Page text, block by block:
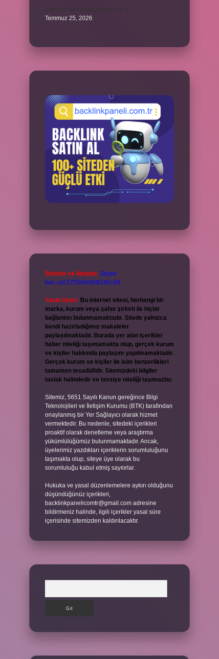
Temmuz 25, 2026
Reklam ve İletişim: Skype:
live:.cid.575569c608265c69
Yasal Uyarı: Bu internet sitesi, herhangi bir
marka, kurum veya şahıs şirketi ile hiçbir
bağlantısı bulunmamaktadır. Sitede yalnızca
kendi hazırladığımız makaleler
paylaşılmaktadır. Burada yer alan içerikler
haber niteliği taşımamakta olup, gerçek kurum
ve kişiler hakkında paylaşım yapılmamaktadır.
Gerçek kurum ve kişiler ile isim benzerlikleri
tamamen tesadüfidir. Sitemizdeki bilgiler
taslak halindedir ve tavsiye niteliği taşımazlar.
Sitemiz, 5651 Sayılı Kanun gereğince Bilgi
Teknolojileri ve İletişim Kurumu (BTK) tarafından
onaylanmış bir Yer Sağlayıcı olarak hizmet
vermektedir. Bu nedenle, sitedeki içerikleri
proaktif olarak denetleme veya araştırma
yükümlülüğümüz bulunmamaktadır. Ancak,
üyelerimiz yazdıkları içeriklerin sorumluluğunu
taşımakta olup, siteye üye olarak bu
sorumluluğu kabul etmiş sayılırlar.
Hukuka ve yasal düzenlemelere aykırı olduğunu
düşündüğünüz içerikleri,
backlinkpanelicomtr@gmail.com adresine
bildirmeniz halinde, ilgili içerikler yasal süre
içerisinde sitemizden kaldırılacaktır.